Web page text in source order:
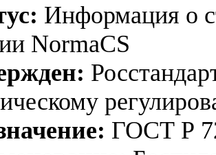
Информация о
NormaCS
ГОСТ Р